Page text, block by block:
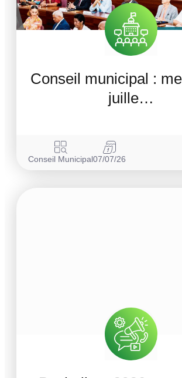
Conseil municipal :
juille…
Conseil Municipal07/07/26